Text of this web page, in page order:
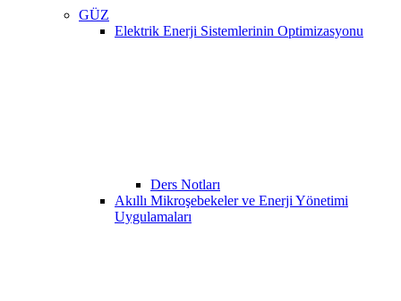
GÜZ
Elektrik Enerji Sistemlerinin Optimizasyonu
Ders Notları
Akıllı Mikroşebekeler ve Enerji Yönetimi
Uygulamaları